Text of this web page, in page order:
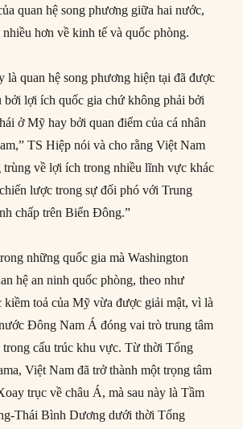
quan hệ song phương giữa hai nước,
nhiều hơn về kinh tế và quốc phòng.
là quan hệ song phương hiện tại đã được
bởi lợi ích quốc gia chứ không phải bởi
ở Mỹ hay bởi quan điểm của cá nhân
TS Hiệp nói và cho rằng Việt Nam
trùng về lợi ích trong nhiều lĩnh vực khác
lược trong sự đối phó với Trung
chấp trên Biển Đông.”
những quốc gia mà Washington
hệ an ninh quốc phòng, theo như
toả của Mỹ vừa được giải mật, vì là
Đông Nam Á đóng vai trò trung tâm
cấu trúc khu vực. Từ thời Tổng
Việt Nam đã trở thành một trọng tâm
trục về châu Á, mà sau này là Tầm
Thái Bình Dương dưới thời Tổng